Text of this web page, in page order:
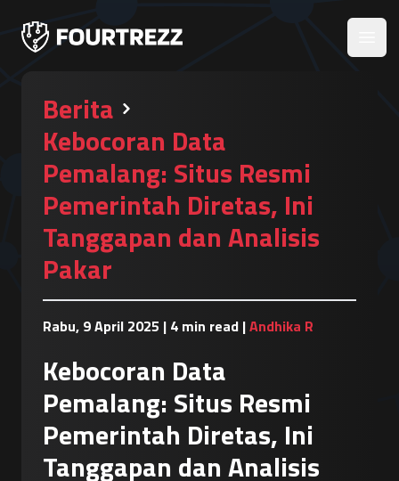
Berita
Kebocoran Data
Pemalang: Situs Resmi
Pemerintah Diretas, Ini
Tanggapan dan Analisis
Pakar
Rabu, 9 April 2025 | 4 min read |Andhika R
Kebocoran Data
Pemalang: Situs Resmi
Pemerintah Diretas, Ini
Tanggapan dan Analisis